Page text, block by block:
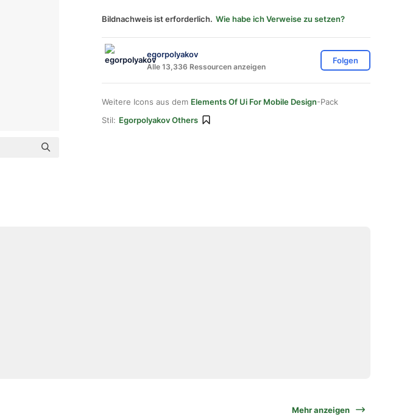
Bildnachweis ist erforderlich. Wie habe ich Verweise zu setzen?
egorpolyakov
Alle 13,336 Ressourcen anzeigen
Folgen
Weitere Icons aus dem Elements Of Ui For Mobile Design-Pack
Stil: Egorpolyakov Others
Mehr anzeigen